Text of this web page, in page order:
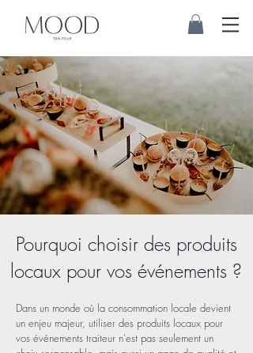
Pourquoi choisir des produits
locaux pour vos événements ?
Dans un monde où la consommation locale devient
un enjeu majeur, utiliser des produits locaux pour
vos événements traiteur n'est pas seulement un